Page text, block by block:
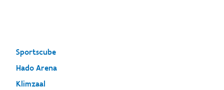
Sportscube
Hado Arena
Klimzaal